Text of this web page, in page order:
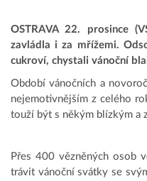
OSTRAVA 22. prosince
zavládla i za mřížemi.
cukroví, chystali vánoční
Období vánočních a
nejemotivnějším z celého
touží být s někým blízkým a
Přes 400 vězněných osob
trávit vánoční svátky se